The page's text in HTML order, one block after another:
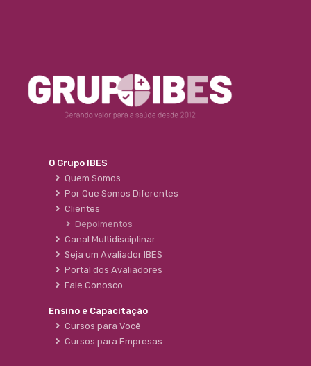
O Grupo IBES
Quem Somos
Por Que Somos Diferentes
Clientes
Depoimentos
Canal Multidisciplinar
Seja um Avaliador IBES
Portal dos Avaliadores
Fale Conosco
Ensino e Capacitação
Cursos para Você
Cursos para Empresas